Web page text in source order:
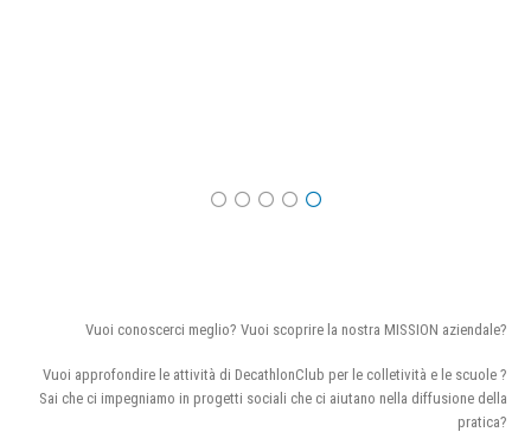
Vuoi conoscerci meglio? Vuoi scoprire la nostra MISSION aziendale?
Vuoi approfondire le attività di DecathlonClub per le colletività e le scuole ?
Sai che ci impegniamo in progetti sociali che ci aiutano nella diffusione della
pratica?